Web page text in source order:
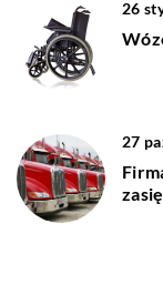
26
27